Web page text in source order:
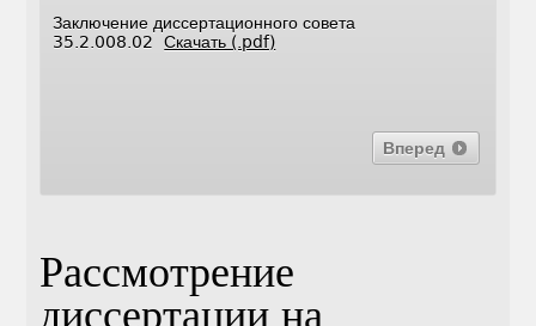
Заключение диссертационного совета
35.2.008.02Скачать (.pdf)
Вперед
Рассмотрение